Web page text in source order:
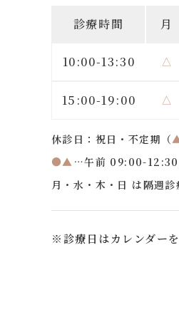
診療時間 月
10:00-13:30 △
15:00-19:00 △
休診日：祝日・不定期（
●▲ …午前 09:00-
月・水・木・日 は隔週診
※診療日はカレンダ